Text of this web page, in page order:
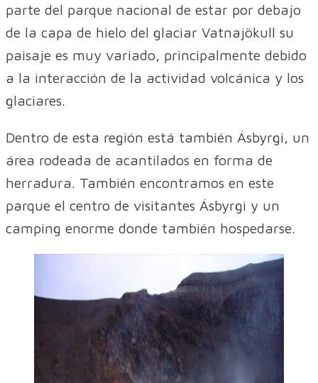
parte del parque nacional de estar por debajo
de la capa de hielo del glaciar Vatnajökull su
paisaje es muy variado, principalmente debido
a la interacción de la actividad volcánica y los
glaciares.
Dentro de esta región está también Ásbyrgi, un
área rodeada de acantilados en forma de
herradura. También encontramos en este
parque el centro de visitantes Ásbyrgi y un
camping enorme donde también hospedarse.